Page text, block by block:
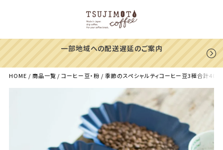
一部地域への配送遅延のご案内
HOME 商品一覧 コーヒー豆・粉 季節のスペシャルティコーヒー豆3種合計